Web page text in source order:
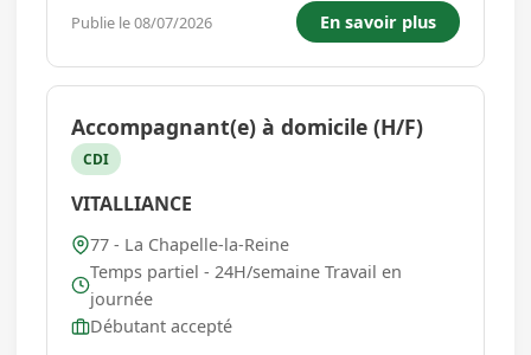
couverts) -l'accueil des clients, la présentation
de la carte, la prise de commandes 7 services
par semaine Restaura...
Publie le 08/07/2026 En savoir plus
Accompagnant(e) à domicile (H/F)
CDI
VITALLIANCE
77 - La Chapelle-la-Reine
Temps partiel - 24H/semaine Travail en
journée
Débutant accepté